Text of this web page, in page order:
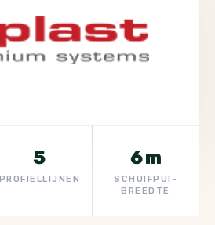
5
PROFIELLIJNEN
6 m
SCHUIFPUI-
BREEDTE